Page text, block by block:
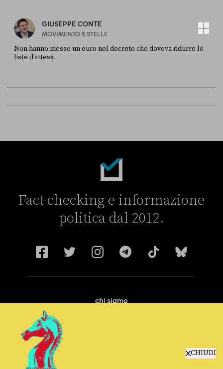
CHIUDI
GIUSEPPE CONTE
MOVIMENTO 5 STELLE
Non hanno messo un euro nel decreto che doveva ridurre le
liste d’attesa
Fact-checking e informazione
politica dal 2012.
chi siamo